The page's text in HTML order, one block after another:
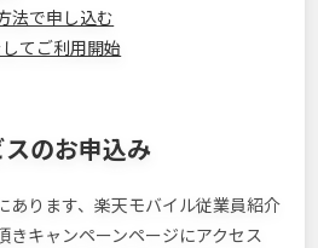
法で申し込む
てご利用開始
のお申込み
あります、楽天モバイル従業員紹介
きキャンペーンページにアクセス